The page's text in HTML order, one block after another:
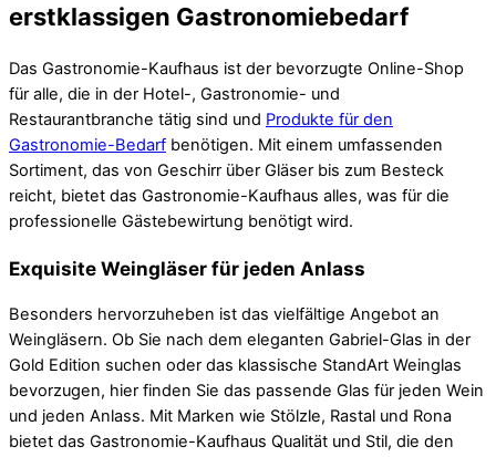
erstklassigen Gastronomiebedarf
Das Gastronomie-Kaufhaus ist der bevorzugte Online-Shop
für alle, die in der Hotel-, Gastronomie- und
Restaurantbranche tätig sind und Produkte für den
Gastronomie-Bedarf benötigen. Mit einem umfassenden
Sortiment, das von Geschirr über Gläser bis zum Besteck
reicht, bietet das Gastronomie-Kaufhaus alles, was für die
professionelle Gästebewirtung benötigt wird.
Exquisite Weingläser für jeden Anlass
Besonders hervorzuheben ist das vielfältige Angebot an
Weingläsern. Ob Sie nach dem eleganten Gabriel-Glas in der
Gold Edition suchen oder das klassische StandArt Weinglas
bevorzugen, hier finden Sie das passende Glas für jeden Wein
und jeden Anlass. Mit Marken wie Stölzle, Rastal und Rona
bietet das Gastronomie-Kaufhaus Qualität und Stil, die den